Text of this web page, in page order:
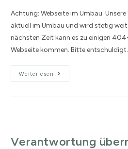
Achtung: Webseite im Umbau.
aktuell im Umbau und wird stetig
nächsten Zeit kann es zu einigen
Webseite kommen. Bitte
Weiterlesen
Verantwortung